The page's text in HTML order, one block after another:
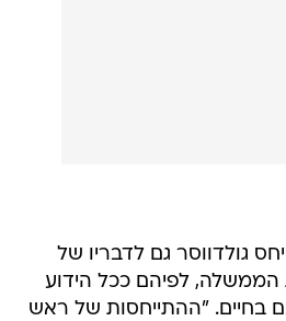
גולדווסר גם לדבריו של
לפיהם ככל הידוע
בחיים. "ההתייחסות של ראש